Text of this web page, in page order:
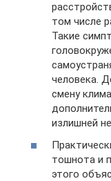
том числе
Такие
человека.
смену
излишней
тошнота и
этого